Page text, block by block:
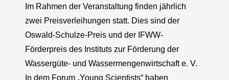
Im Rahmen der Veranstaltung finden jährlich
zwei Preisverleihungen statt. Dies sind der
Oswald-Schulze-Preis und der IFWW-
Förderpreis des Instituts zur Förderung der
Wassergüte- und Wassermengenwirtschaft e. V.
In dem Forum „Young Scientists“ haben